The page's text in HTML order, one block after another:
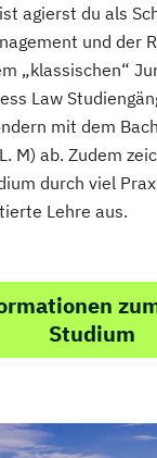
agierst du als
und der
„klassischen“
Law
mit dem
M) ab. Zudem
durch viel
Lehre aus.
Studium